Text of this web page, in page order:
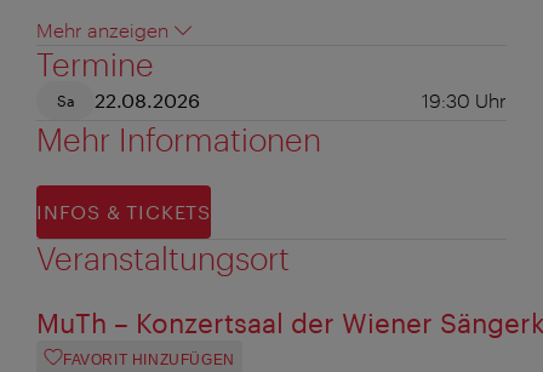
Mehr anzeigen
Termine
Sa 22.08.2026 19:30 Uhr
Mehr Informationen
INFOS & TICKETS
Veranstaltungsort
MuTh – Konzertsaal der Wiener
FAVORIT HINZUFÜGEN